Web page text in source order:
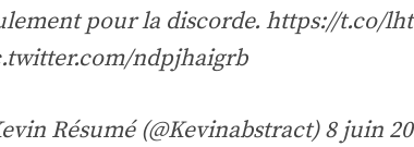
pour la discorde. https://t.co/
ndpjhaigrb
Résumé (@Kevinabstract)8 juin